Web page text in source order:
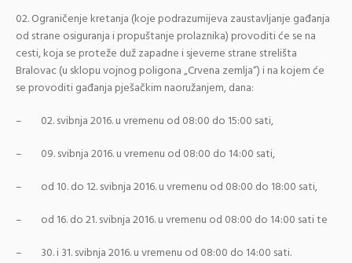
Ograničenje kretanja (koje podrazumijeva zaustavljanje gađanja
od strane osiguranja i propuštanje prolaznika) provoditi će se na
cesti, koja se proteže duž zapadne i sjeverne strane strelišta
Bralovac (u sklopu vojnog poligona „Crvena zemlja“) i na kojem će
se provoditi gađanja pješačkim naoružanjem, dana:
– 02. svibnja 2016. u vremenu od 08:00 do 15:00 sati,
– 09. svibnja 2016. u vremenu od 08:00 do 14:00 sati,
– od 10. do 12. svibnja 2016. u vremenu od 08:00 do 18:00 sati,
– od 16. do 21. svibnja 2016. u vremenu od 08:00 do 14:00 sati te
– 30. i 31. svibnja 2016. u vremenu od 08:00 do 14:00 sati.